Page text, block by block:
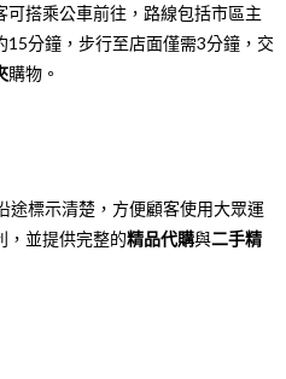
搭乘公車前往，路線包括市區主
分鐘，步行至店面僅需3分鐘，交
購物。
途標示清楚，方便顧客使用大眾運
，並提供完整的精品代購與二手精